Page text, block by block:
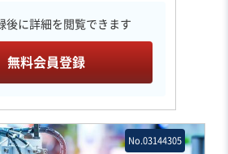
後に詳細を閲覧できます
無料会員登録
No.03144305